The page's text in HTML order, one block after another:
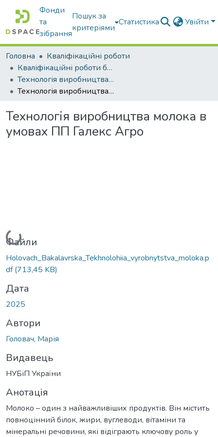
Фонди
та
зібрання
Пошук за
критеріями
Статистика Увійти
Головна
Кваліфікаційні роботи
Кваліфікаційні роботи бакалаврів
Технологія виробництва і переробки продукції тваринництва
Технологія виробництва молока в умовах ПП Галекс Агро
Технологія виробництва молока в
умовах ПП Галекс Агро
Вантажиться...
Файли
Holovach_Bakalavrska_Tekhnolohiia_vyrobnytstva_moloka.p
df(713,45 KB)
Дата
2025
Автори
Головач, Марія
Видавець
НУБіП України
Анотація
Молоко – один з найважливіших продуктів. Він містить
повноцінний білок, жири, вуглеводи, вітаміни та
мінеральні речовини, які відіграють ключову роль у